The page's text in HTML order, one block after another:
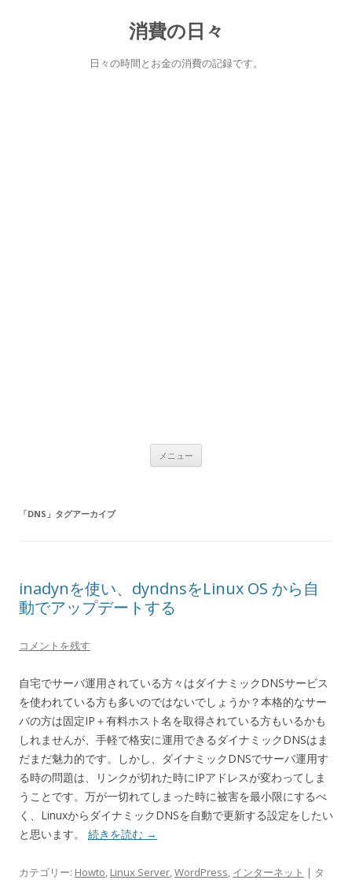
消費の日々
日々の時間とお金の消費の記録です。
メニュー
「DNS 」タグアーカイブ
inadynを使い、dyndnsをLinux OS から自
動でアップデートする
コメントを残す
自宅でサーバ運用されている方々はダイナミックDNSサービス
を使われている方も多いのではないでしょうか？本格的なサー
バの方は固定IP＋有料ホスト名を取得されている方もいるかも
しれませんが、手軽で格安に運用できるダイナミックDNSはま
だまだ魅力的です。しかし、ダイナミックDNSでサーバ運用す
る時の問題は、リンクが切れた時にIPアドレスが変わってしま
うことです。万が一切れてしまった時に被害を最小限にするべ
く、LinuxからダイナミックDNSを自動で更新する設定をしたい
と思います。 続きを読む →
カテゴリー: Howto, Linux Server,WordPress, インターネット | タ